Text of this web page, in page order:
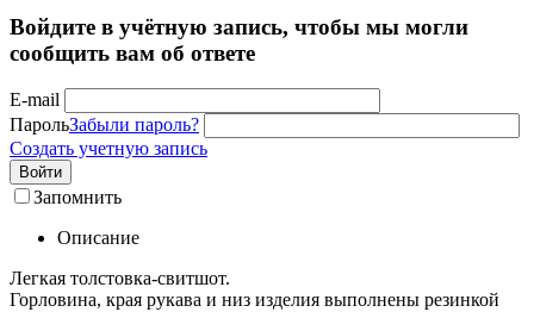
Войдите в учётную запись, чтобы мы могли
сообщить вам об ответе
E-mail
ПарольЗабыли пароль?
Создать учетную запись
Войти
Запомнить
Описание
Легкая толстовка-свитшот.
Горловина, края рукава и низ изделия выполнены резинкой